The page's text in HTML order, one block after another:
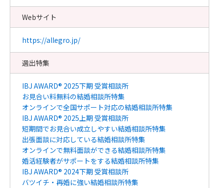
Webサイト
https://allegro.jp/
選出特集
IBJ AWARD® 2025下期 受賞相談所
お見合い料無料の結婚相談所特集
オンラインで全国サポート対応の結婚相談所特集
IBJ AWARD® 2025上期 受賞相談所
短期間でお見合い成立しやすい結婚相談所特集
出張面談に対応している結婚相談所特集
オンラインで無料面談ができる結婚相談所特集
婚活経験者がサポートをする結婚相談所特集
IBJ AWARD® 2024下期 受賞相談所
バツイチ・再婚に強い結婚相談所特集